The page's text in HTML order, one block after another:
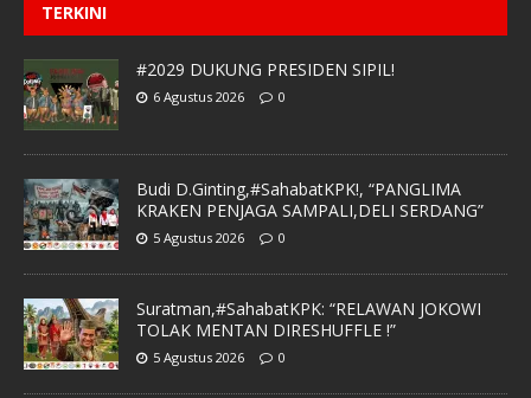
TERKINI
#2029 DUKUNG PRESIDEN SIPIL!
6 Agustus 2026 0
Budi D.Ginting,#SahabatKPK!, “PANGLIMA
KRAKEN PENJAGA SAMPALI,DELI SERDANG”
5 Agustus 2026 0
Suratman,#SahabatKPK: “RELAWAN JOKOWI
TOLAK MENTAN DIRESHUFFLE !”
5 Agustus 2026 0